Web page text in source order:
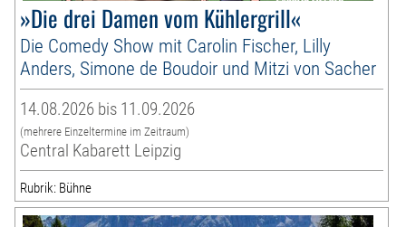
»Die drei Damen vom Kühlergrill«
Die Comedy Show mit Carolin Fischer, Lilly
Anders, Simone de Boudoir und Mitzi von Sacher
14.08.2026 bis 11.09.2026
(mehrere Einzeltermine im Zeitraum)
Central Kabarett Leipzig
Rubrik: Bühne